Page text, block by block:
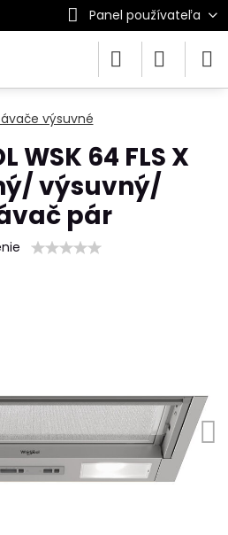
Panel používateľa
výsuvné
WSK 64 FLS X
výsuvný/
pár